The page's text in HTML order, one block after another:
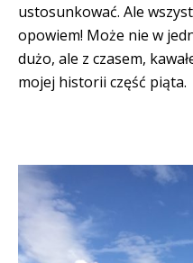
ustosunkować. Ale
opowiem! Może nie w
dużo, ale z czasem,
mojej historii część piąta.